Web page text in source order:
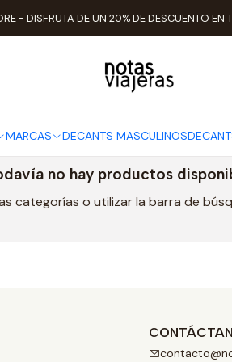
MARCAS DECANTS MASCULINOS
- DISFRUTA DE UN 20% DE DESCUENTO EN
Inicio Perfumistas Pierre
Pierre Montale
no hay productos
categorías o utilizar la barra de